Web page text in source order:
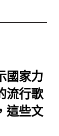
國家力
流行歌
這些文